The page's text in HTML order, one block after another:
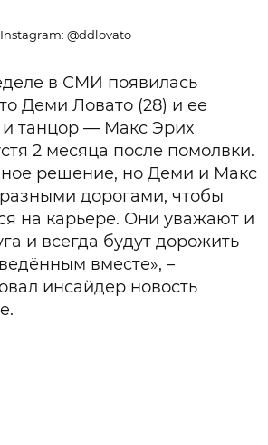
Instagram: @ddlovato
в СМИ появилась
Деми Ловато (28) и ее
танцор — Макс Эрих
2 месяца после помолвки.
решение, но Деми и Макс
дорогами, чтобы
на карьере. Они уважают и
и всегда будут дорожить
вместе», –
инсайдер новость